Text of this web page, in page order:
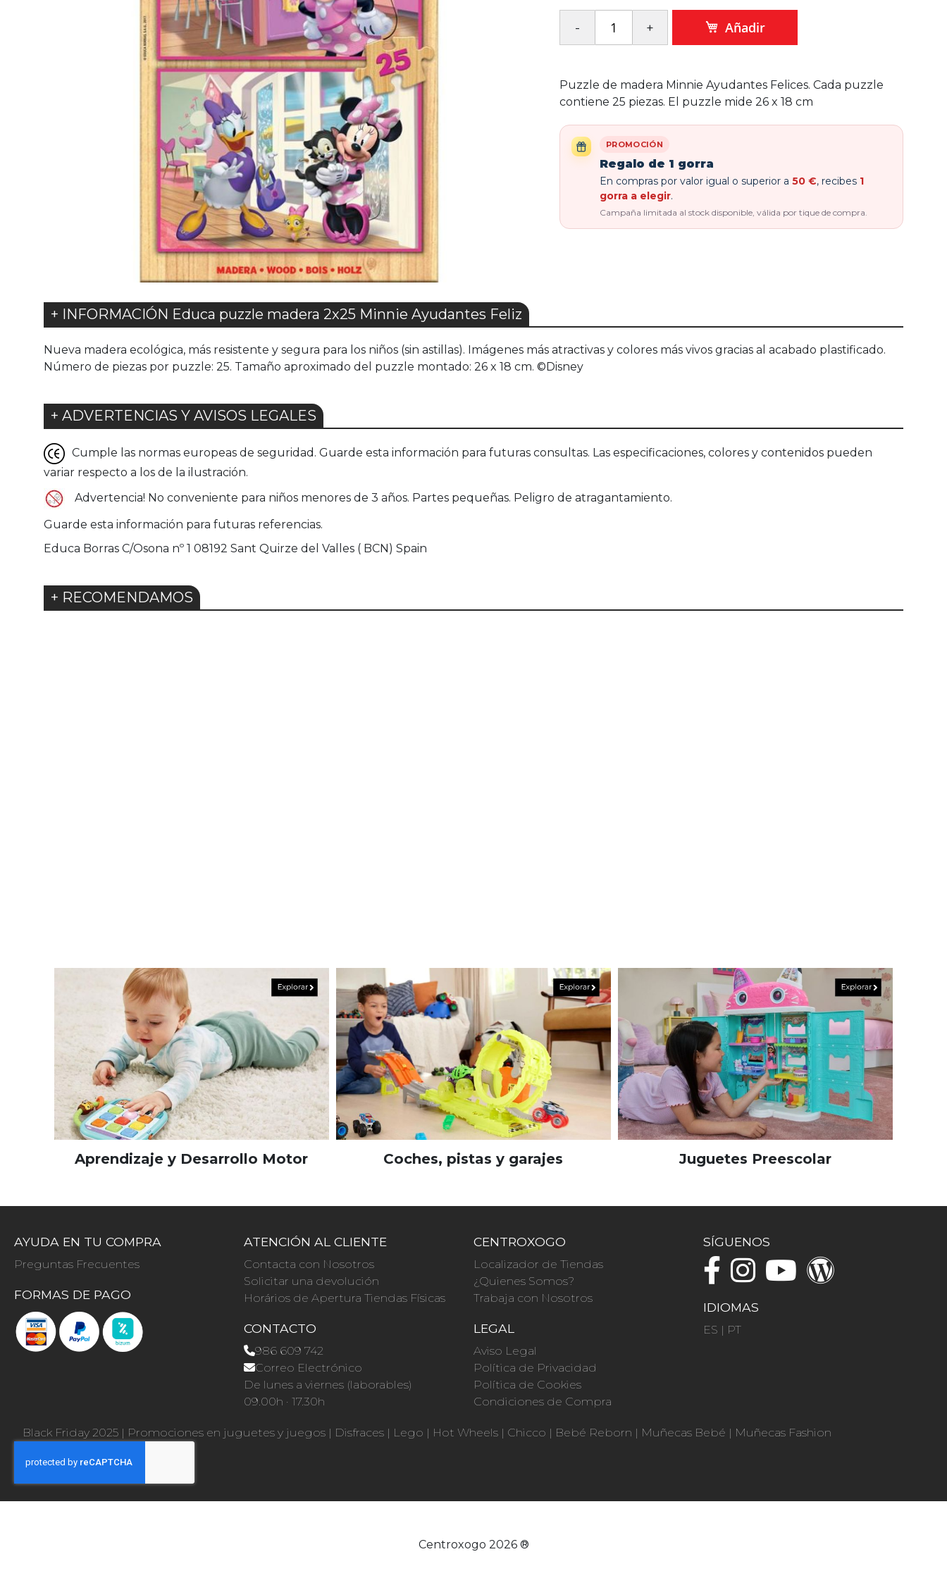
Añadir
Puzzle de madera Minnie Ayudantes Felices. Cada puzzle
contiene 25 piezas. El puzzle mide 26 x 18 cm
PROMOCIÓN
Regalo de 1 gorra
En compras por valor igual o superior a 50 €, recibes 1
gorra a elegir.
Campaña limitada al stock disponible, válida por tique de compra.
+ INFORMACIÓN Educa puzzle madera 2x25 Minnie Ayudantes Feliz
Nueva madera ecológica, más resistente y segura para los niños (sin astillas). Imágenes más atractivas y colores más vivos gracias al acabado plastificado.
Número de piezas por puzzle: 25. Tamaño aproximado del puzzle montado: 26 x 18 cm. ©Disney
+ ADVERTENCIAS Y AVISOS LEGALES
Cumple las normas europeas de seguridad. Guarde esta información para futuras consultas. Las especificaciones, colores y contenidos pueden
variar respecto a los de la ilustración.
Advertencia! No conveniente para niños menores de 3 años. Partes pequeñas. Peligro de atragantamiento.
Guarde esta información para futuras referencias.
Educa Borras C/Osona nº 1 08192 Sant Quirze del Valles ( BCN) Spain
+ RECOMENDAMOS
Aprendizaje y Desarrollo Motor Coches, pistas y garajes Juguetes Preescolar
AYUDA EN TU COMPRA
Preguntas Frecuentes
FORMAS DE PAGO
ATENCIÓN AL CLIENTE
Contacta con Nosotros
Solicitar una devolución
Horários de Apertura Tiendas Físicas
CONTACTO
986 609 742
Correo Electrónico
De lunes a viernes (laborables)
09.00h · 17.30h
CENTROXOGO
Localizador de Tiendas
¿Quienes Somos?
Trabaja con Nosotros
LEGAL
Aviso Legal
Política de Privacidad
Política de Cookies
Condiciones de Compra
SÍGUENOS
IDIOMAS
ES | PT
Black Friday 2025 | Promociones en juguetes y juegos | Disfraces | Lego | Hot Wheels | Chicco | Bebé Reborn | Muñecas Bebé | Muñecas Fashion
Centroxogo 2026 ®